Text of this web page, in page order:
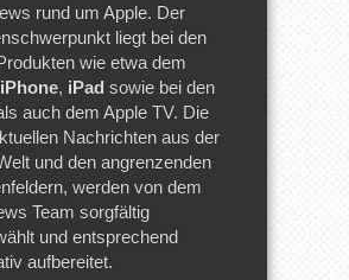
rund um Apple. Der
liegt bei den
wie etwa dem
, iPad sowie bei den
auch dem Apple TV. Die
Nachrichten aus der
und den angrenzenden
werden von dem
Team sorgfältig
und entsprechend
aufbereitet.